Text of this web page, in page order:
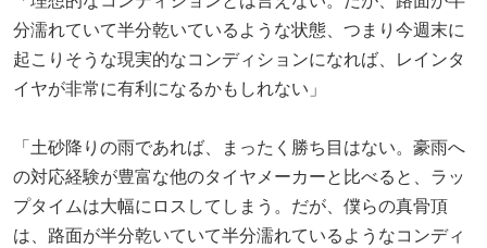
分濡れていて半分乾いているような状態、つまり今週末に
起こりそうな現実的なコンディションになれば、レインタ
イヤが非常に有利になるかもしれない」
「土砂降りの雨であれば、まったく勝ち目はない。豪雨へ
の対応経験が豊富な他のタイヤメーカーと比べると、ラッ
プタイムは大幅にロスしてしまう。だが、僕らの真骨頂
は、路面が半分乾いていて半分濡れているようなコンディ